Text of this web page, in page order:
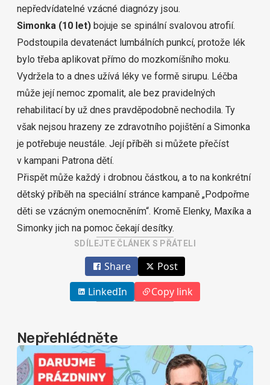
nepředvídatelné vzácné diagnózy jsou.
Simonka (10 let) bojuje se spinální svalovou atrofií.
Podstoupila devatenáct lumbálních punkcí, protože lék
bylo třeba aplikovat přímo do mozkomíšního moku.
Vydržela to a dnes užívá léky ve formě sirupu. Léčba
může její nemoc zpomalit, ale bez pravidelných
rehabilitací by už dnes pravděpodobně nechodila. Ty
však nejsou hrazeny ze zdravotního pojištění a Simonka
je potřebuje neustále. Jejípříběh si můžete přečíst
v kampani Patrona dětí.
Přispět může každý i drobnou částkou, a to na konkrétní
dětský příběh na speciální stránce kampaně „Podpořme
děti se vzácným onemocněním“. Kromě Elenky, Maxíka a
Simonky jich na pomoc čekají desítky.
SDÍLEJTE ČLÁNEK S PŘÁTELI
Share
Post
LinkedIn
Copy link
Nepřehlédněte